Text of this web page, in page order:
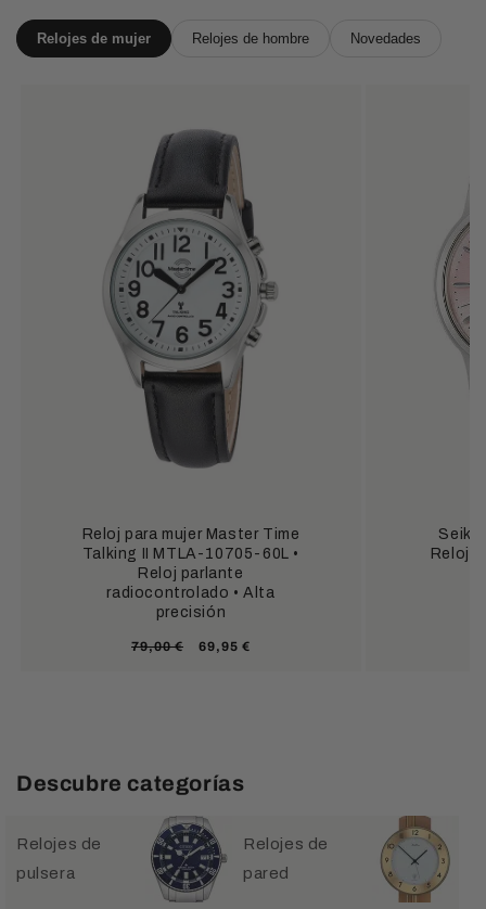
Relojes de mujer Relojes de hombre Novedades
Reloj para mujer Master Time
Talking II MTLA-10705-60L •
Reloj parlante
radiocontrolado • Alta
precisión
Precio
79,00 €
Precio
69,95 €
Seiko
Reloj
Descubre categorías
Relojes de
pulsera
Relojes de
pared